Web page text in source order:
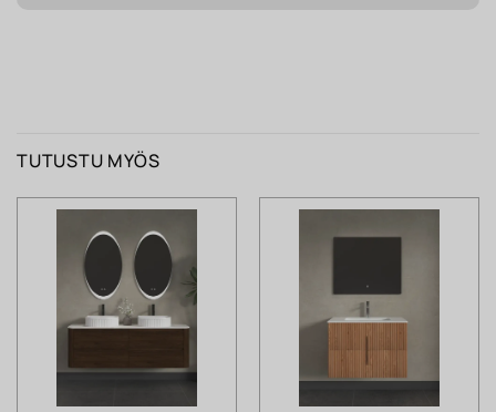
TUTUSTU MYÖS